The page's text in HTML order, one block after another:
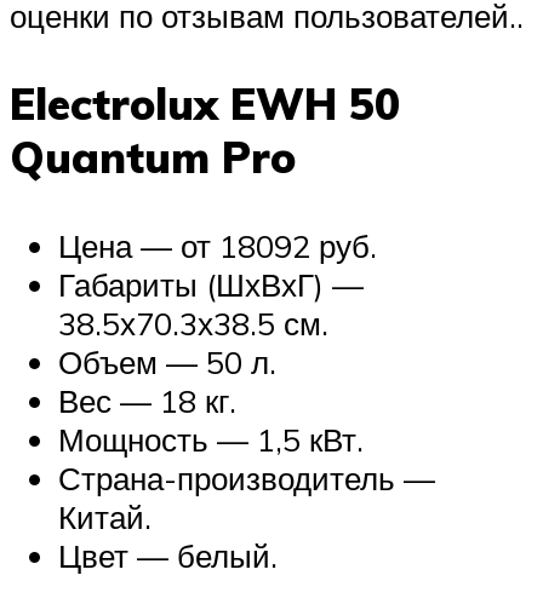
оценки по отзывам пользователей..
Electrolux EWH 50
Quantum Pro
Цена — от 18092 руб.
Габариты (ШхВхГ) —
38.5х70.3х38.5 см.
Объем — 50 л.
Вес — 18 кг.
Мощность — 1,5 кВт.
Страна-производитель —
Китай.
Цвет — белый.